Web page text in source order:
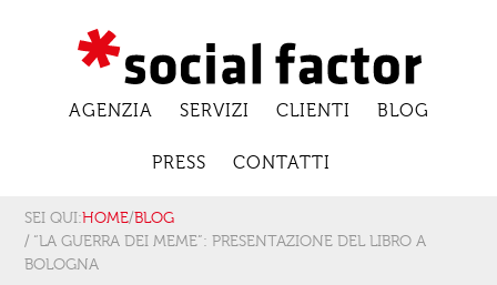
AGENZIA SERVIZI CLIENTI BLOG
PRESS CONTATTI
SEI QUI:HOME/BLOG
/ “LA GUERRA DEI MEME”: PRESENTAZIONE DEL LIBRO A
BOLOGNA